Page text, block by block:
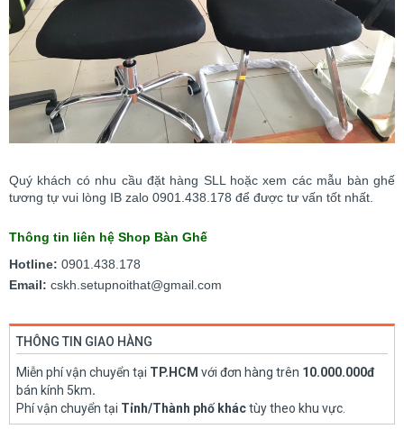
Quý khách có nhu cầu đặt hàng SLL hoặc xem các mẫu bàn ghế
tương tự vui lòng IB zalo 0901.438.178 để được tư vấn tốt nhất.
Thông tin liên hệ Shop Bàn Ghế
Hotline: 0901.438.178
Email: cskh.setupnoithat@gmail.com
THÔNG TIN GIAO HÀNG
Miễn phí vận chuyển tại TP.HCM với đơn hàng trên 10.000.000đ
bán kính 5km.
Phí vận chuyển tại Tỉnh/Thành phố kháctùy theo khu vực.